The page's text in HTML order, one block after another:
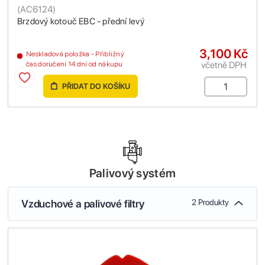
Brzdový kotouč EBC - přední levý
(AC6124)
Neskladová položka - Přibližný
čas doručení 14 dní od nákupu
3,100 Kč
včetně DPH
PŘIDAT DO KOŠÍKU
Palivový systém
Vzduchové a palivové filtry 2 Produkty